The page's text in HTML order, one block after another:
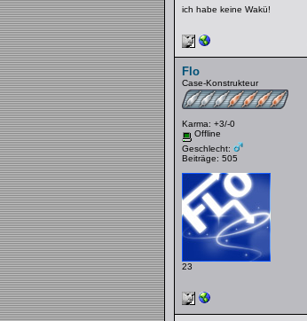
ich habe keine Wakü!
Flo
Case-Konstrukteur
Karma: +3/-0
Offline
Geschlecht:
Beiträge: 505
23